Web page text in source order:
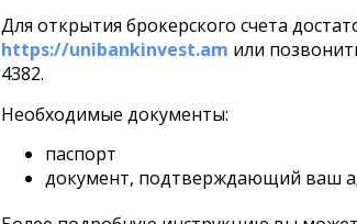
Для открытия брокерского счета
https://unibankinvest.am или
4382.
Необходимые документы:
паспорт
документ, подтверждающий ваш